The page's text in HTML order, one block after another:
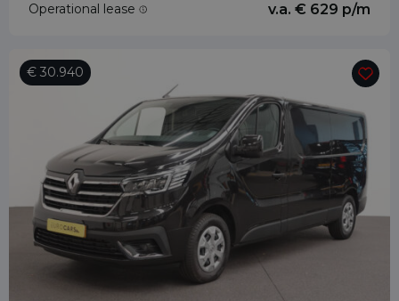
Operational lease v.a. € 629 p/m
€ 30.940